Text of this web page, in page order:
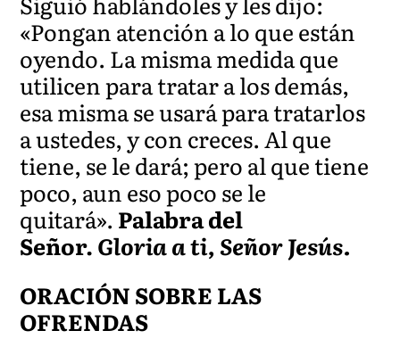
«Pongan atención a lo que están
oyendo. La misma medida que
utilicen para tratar a los demás,
esa misma se usará para tratarlos
a ustedes, y con creces. Al que
tiene, se le dará; pero al que tiene
poco, aun eso poco se le
quitará». Palabra del
Señor.Gloria a ti, Señor Jesús.
ORACIÓN SOBRE LAS
OFRENDAS